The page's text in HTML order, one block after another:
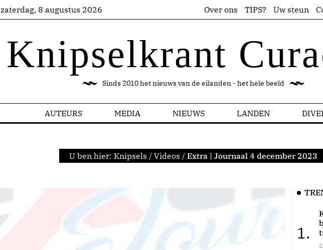
zaterdag, 8 augustus 2026 Over ons TIPS? Uw steun
Knipselkrant
Sinds 2010 het nieuws van de eilanden - het hele beeld
AUTEURS MEDIA NIEUWS LANDEN
U ben hier: Knipsels / Videos / Extra | Journaal 4 december 2023
1.